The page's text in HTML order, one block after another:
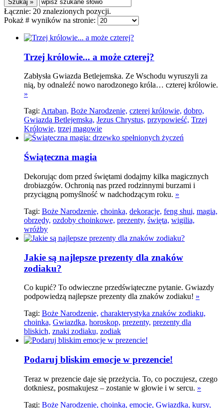
Łącznie: 20 znalezionych pozycji.
Pokaż # wyników na stronie:
Trzej królowie... a może czterej?
Zabłysła Gwiazda Betlejemska. Ze Wschodu wyruszyli za
nią, by odnaleźć nowo narodzonego króla… czterej królowie.
»
Tagi: Artaban, Boże Narodzenie, czterej królowie, dobro,
Gwiazda Betlejemska, Jezus Chrystus, przypowieść, Trzej
Królowie, trzej magowie
Świąteczna magia
Dekorując dom przed świętami dodajmy kilka magicznych
drobiazgów. Ochronią nas przed rodzinnymi burzami i
przyciągną pomyślność w nadchodzącym roku. »
Tagi: Boże Narodzenie, choinka, dekoracje, feng shui, magia,
obrzędy, ozdoby choinkowe, prezenty, święta, wigilia,
wróżby
Jakie są najlepsze prezenty dla znaków
zodiaku?
Co kupić? To odwieczne przedświąteczne pytanie. Gwiazdy
podpowiedzą najlepsze prezenty dla znaków zodiaku! »
Tagi: Boże Narodzenie, charakterystyka znaków zodiaku,
choinka, Gwiazdka, horoskop, prezenty, prezenty dla
bliskich, znaki zodiaku, zodiak
Podaruj bliskim emocje w prezencie!
Teraz w prezencie daje się przeżycia. To, co poczujesz, czego
dotkniesz, posmakujesz – zostanie w głowie i w sercu. »
Tagi: Boże Narodzenie, choinka, emocje, Gwiazdka, kursy,